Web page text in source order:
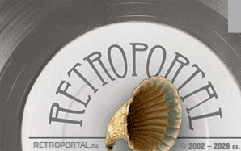
RETROPORTAL.ru © 2002 – 2026 гг.